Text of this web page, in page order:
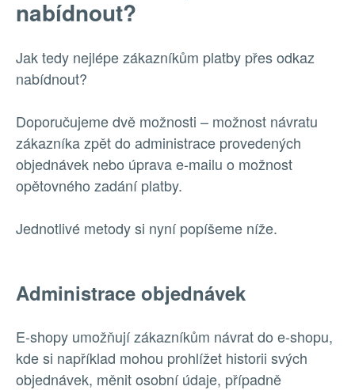
nabídnout?
Jak tedy nejlépe zákazníkům platby přes odkaz
nabídnout?
Doporučujeme dvě možnosti – možnost návratu
zákazníka zpět do administrace provedených
objednávek nebo úprava e-mailu o možnost
opětovného zadání platby.
Jednotlivé metody si nyní popíšeme níže.
Administrace objednávek
E-shopy umožňují zákazníkům návrat do e-shopu,
kde si například mohou prohlížet historii svých
objednávek, měnit osobní údaje, případně